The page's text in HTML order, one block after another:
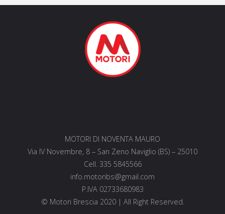
MOTORI DI NOVENTA MAURO
Via IV Novembre, 8 – San Zeno Naviglio (BS) – 25010
Cell. 335 5845566
info.motoribs@gmail.com
P.IVA 02733680983
© Motori Brescia 2020 | All Right Reserved.